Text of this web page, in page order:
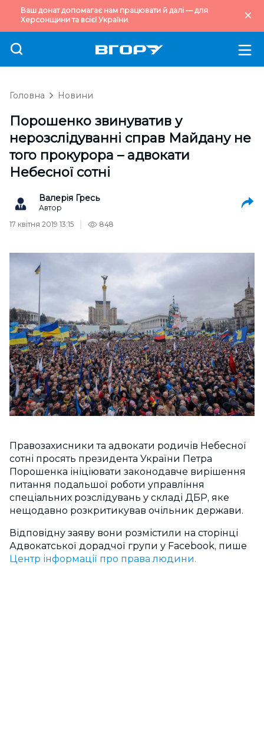
Ваш донат допомагає нам працювати й далі — для
Херсонщини та всієї України.
Головна Новини
Порошенко звинуватив у
нерозслідуванні справ Майдану не
того прокурора – адвокати
Небесної сотні
Валерія Гресь
Автор
17 квітня 2019 13:15
848
Правозахисники та адвокати родичів Небесної
сотні просять президента України Петра
Порошенка ініціювати законодавче вирішення
питання подальшої роботи управління
спеціальних розслідувань у складі ДБР, яке
нещодавно розкритикував очільник держави.
Відповідну заяву вони розмістили на сторінці
Адвокатської дорадчої групи у Facebook, пише
Центр інформації про права людини.